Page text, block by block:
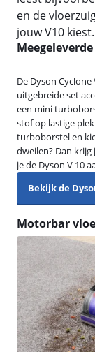
en de
jouw V10 kiest.
De Dyson
uitgebreide set
een mini
stof op lastige
turboborstel en
dweilen? Dan krijg
je de Dyson V 10
Bekijk de
Motorbar